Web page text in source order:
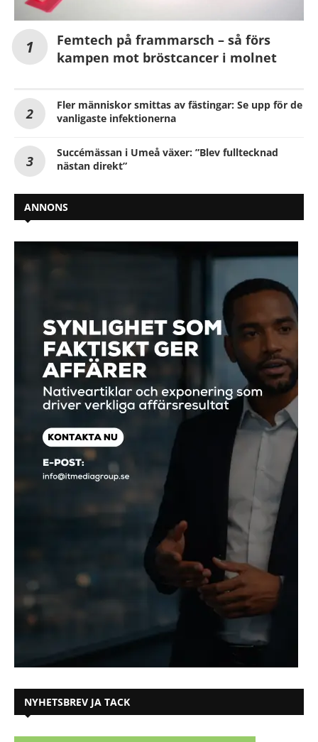
Femtech på frammarsch – så förs
kampen mot bröstcancer i molnet
Fler människor smittas av fästingar: Se upp för de
vanligaste infektionerna
Succémässan i Umeå växer: ”Blev fulltecknad
nästan direkt”
ANNONS
NYHETSBREV JA TACK